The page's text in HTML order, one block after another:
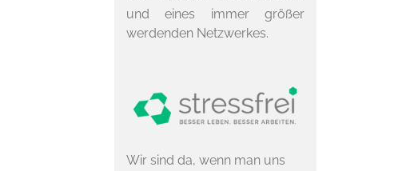
und eines immer größer
werdenden Netzwerkes.
Wir sind da, wenn man uns